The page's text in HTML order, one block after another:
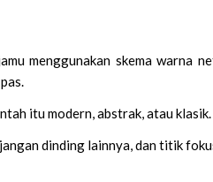
menggunakan skema warna
itu modern, abstrak, atau klasik.
dinding lainnya, dan titik